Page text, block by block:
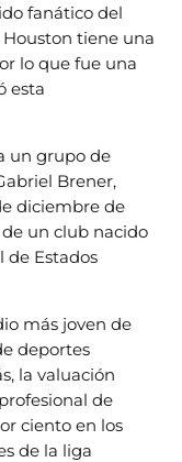
fanático del
Houston tiene una
lo que fue una
esta
un grupo de
Brener,
diciembre de
un club nacido
de Estados
más joven de
deportes
la valuación
de
ciento en los
de la liga